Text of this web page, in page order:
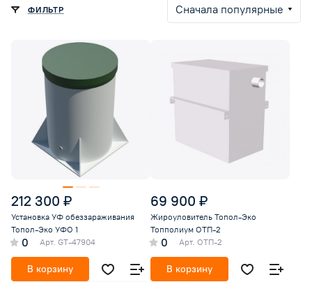
ФИЛЬТР Сначала популярные
212 300 ₽
Установка УФ обеззараживания
Топол-Эко УФО 1
0 Арт. GT-47904
В корзину
69 900 ₽
Жироуловитель Топол-Эко
Топполиум ОТП-2
0 Арт. ОТП-2
В корзину